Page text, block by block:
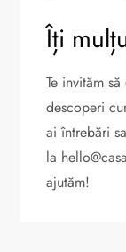
Îți
Te invităm
descoperi
ai întrebări
la
ajutăm!